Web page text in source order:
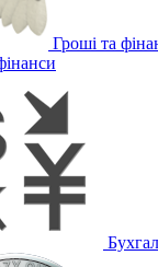
Гроші та